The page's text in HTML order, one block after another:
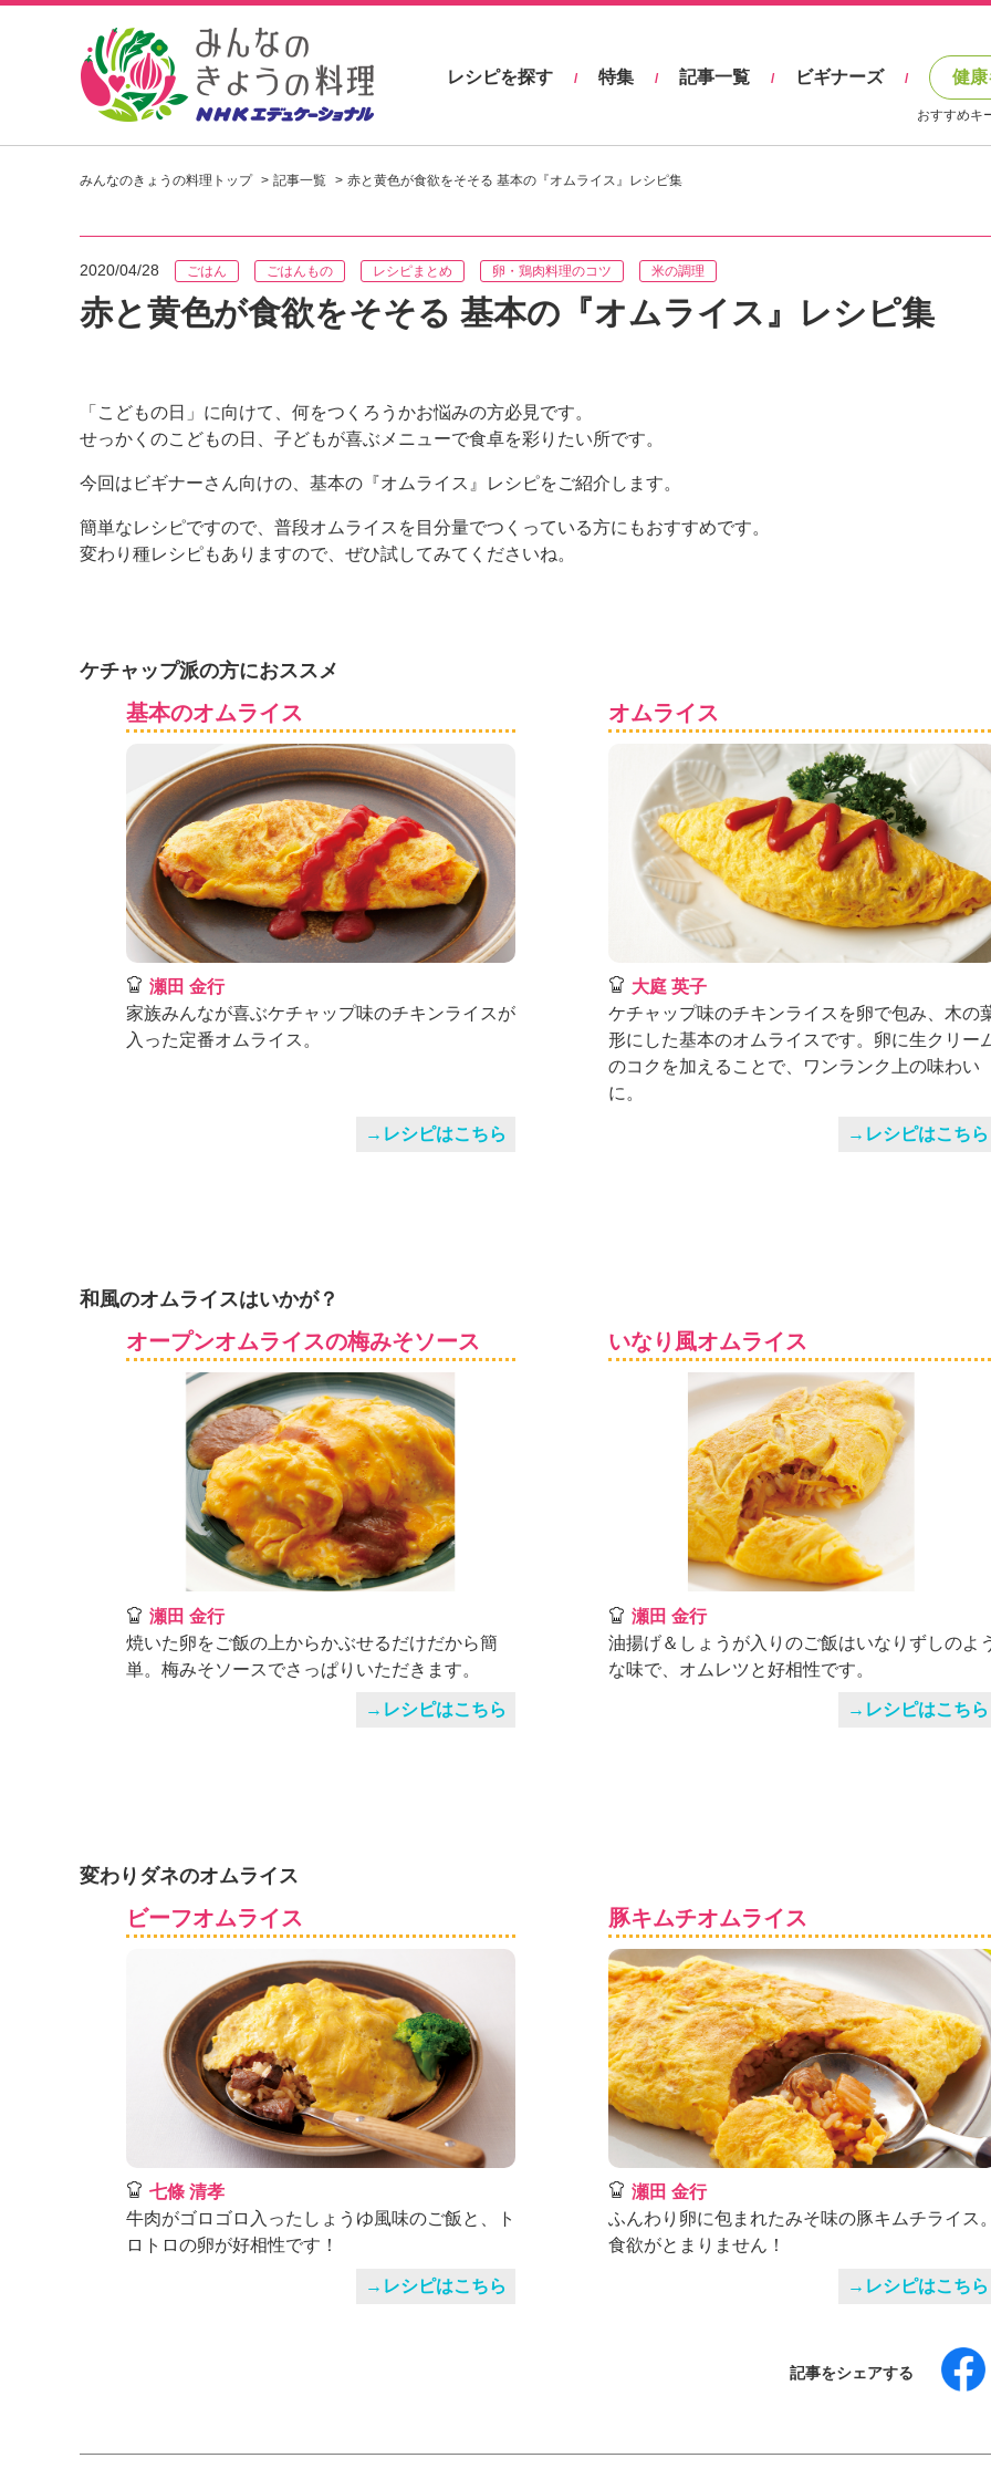
し
ピ
を
見
う
。
H
エ
デ
み
ん
な
の
き
ょ
う
の
レシピを探す / 特集 / 記事一覧 / ビギナーズ / 健
おすすめキ
みんなのきょうの料理トップ 記事一覧 赤と黄色が食欲をそそる 基本の『オムライス』レシピ集
2020/04/28 ごはん ごはんもの レシピまとめ 卵・鶏肉料理のコツ 米の調理
赤と黄色が食欲をそそる 基本の『オムライス』レシピ集
「こどもの日」に向けて、何をつくろうかお悩みの方必見です。
せっかくのこどもの日、子どもが喜ぶメニューで食卓を彩りたい所です。
今回はビギナーさん向けの、基本の『オムライス』レシピをご紹介します。
簡単なレシピですので、普段オムライスを目分量でつくっている方にもおすすめです。
変わり種レシピもありますので、ぜひ試してみてくださいね。
ケチャップ派の方におススメ
基本のオムライス
瀬田 金行
家族みんなが喜ぶケチャップ味のチキンライスが
入った定番オムライス。
→レシピはこちら
オムライス
大庭 英子
ケチャップ味のチキンライスを卵で包み、木の
形にした基本のオムライスです。卵に生クリー
のコクを加えることで、ワンランク上の味わい
に。
→レシピはこちら
和風のオムライスはいかが？
オープンオムライスの梅みそソース
瀬田 金行
焼いた卵をご飯の上からかぶせるだけだから簡
単。梅みそソースでさっぱりいただきます。
→レシピはこちら
いなり風オムライス
瀬田 金行
油揚げ＆しょうが入りのご飯はいなりずしのよ
な味で、オムレツと好相性です。
→レシピはこちら
変わりダネのオムライス
ビーフオムライス
七條 清孝
牛肉がゴロゴロ入ったしょうゆ風味のご飯と、ト
ロトロの卵が好相性です！
→レシピはこちら
豚キムチオムライス
瀬田 金行
ふんわり卵に包まれたみそ味の豚キムチライス
食欲がとまりません！
→レシピはこちら
記事をシェアする